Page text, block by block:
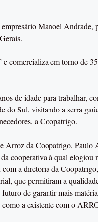
Manoel
comercializa em torno de
de idade para trabalhar,
Sul, visitando a serra
a Coopatrigo.
Arroz da Coopatrigo, Paulo
cooperativa à qual elogiou
a diretoria da
que permitiram a
de garantir mais
como a existente com o